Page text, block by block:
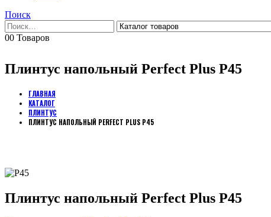
Поиск
00 Товаров
Плинтус напольный Perfect Plus Р45
ГЛАВНАЯ
КАТАЛОГ
ПЛИНТУС
ПЛИНТУС НАПОЛЬНЫЙ PERFECT PLUS Р45
Плинтус напольный Perfect Plus Р45